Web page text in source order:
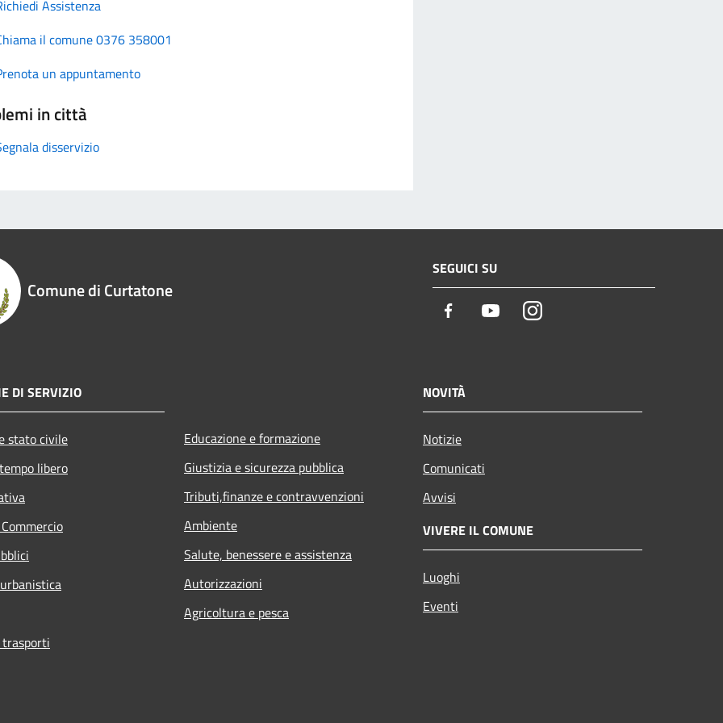
Assistenza
il comune 0376 358001
un appuntamento
in città
disservizio
Comune di Curtatone
SEGUICI SU
Facebook YoutubeInstagram
DI SERVIZIO
stato civile
libero
Educazione e formazione
Giustizia e sicurezza pubblica
Tributi,finanze e contravvenzioni
Ambiente
Salute, benessere e assistenza
Autorizzazioni
Agricoltura e pesca
NOVITÀ
Notizie
Comunicati
Avvisi
VIVERE IL COMUNE
Luoghi
Eventi